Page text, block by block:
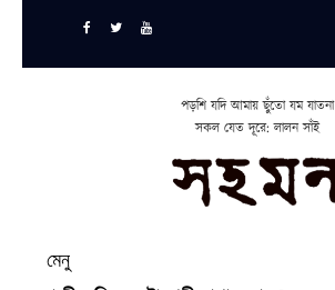
পড়শি যদি আমায় ছুঁতো যম যাতনা
সকল যেত দূরে: লালন সাঁই
মেনু